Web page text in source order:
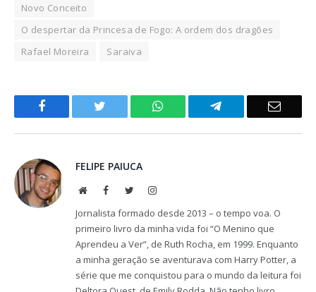
Novo Conceito
O despertar da Princesa de Fogo: A ordem dos dragões
Rafael Moreira
Saraiva
Facebook WhatsApp Telegram Email
FELIPE PAIUCA
WebsiteFacebookTwitterInstagram
Jornalista formado desde 2013 – o tempo voa. O
primeiro livro da minha vida foi “O Menino que
Aprendeu a Ver”, de Ruth Rocha, em 1999. Enquanto
a minha geração se aventurava com Harry Potter, a
série que me conquistou para o mundo da leitura foi